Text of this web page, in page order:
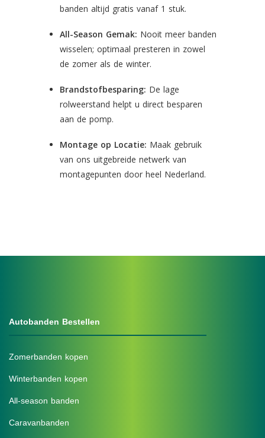
banden altijd gratis vanaf 1 stuk.
All-Season Gemak: Nooit meer banden
wisselen; optimaal presteren in zowel
de zomer als de winter.
Brandstofbesparing: De lage
rolweerstand helpt u direct besparen
aan de pomp.
Montage op Locatie: Maak gebruik
van ons uitgebreide netwerk van
montagepunten door heel Nederland.
Autobanden Bestellen
Zomerbanden kopen
Winterbanden kopen
All-season banden
Caravanbanden